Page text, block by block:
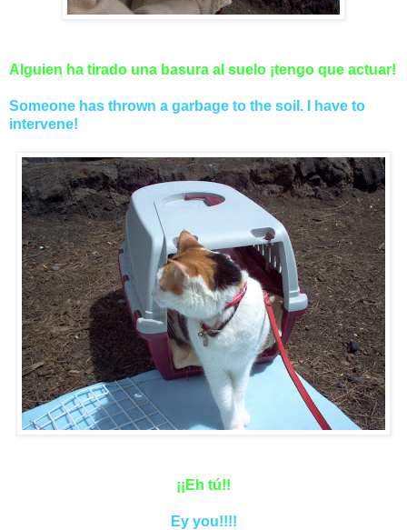
Alguien ha tirado una basura al suelo ¡tengo que actuar!
Someone has thrown a garbage to the soil. I have to
intervene!
¡¡Eh tú!!
Ey you!!!!